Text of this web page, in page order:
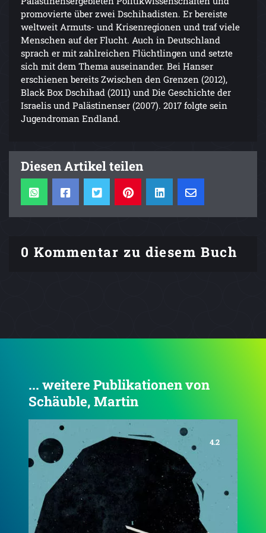
promovierte über zwei Dschihadisten. Er bereiste
weltweit Armuts- und Krisenregionen und traf viele
Menschen auf der Flucht. Auch in Deutschland
sprach er mit zahlreichen Flüchtlingen und setzte
sich mit dem Thema auseinander. Bei Hanser
erschienen bereits Zwischen den Grenzen (2012),
Black Box Dschihad (2011) und Die Geschichte der
Israelis und Palästinenser (2007). 2017 folgte sein
Jugendroman Endland.
Diesen Artikel teilen
0 Kommentar zu diesem Buch
... weitere Publikationen von
Schäuble, Martin
4.5